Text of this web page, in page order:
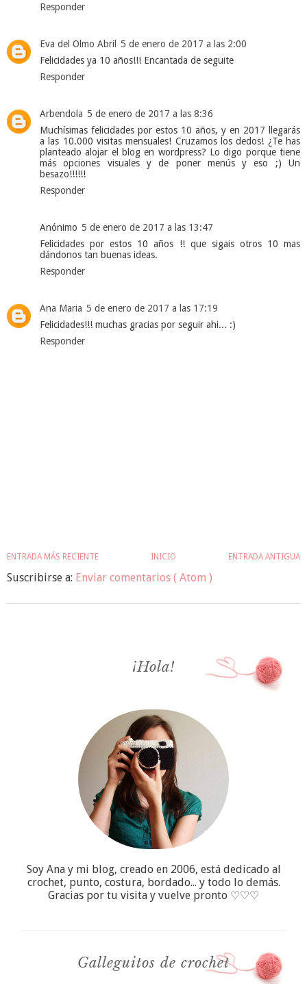
Responder
Eva del Olmo Abril 5 de enero de 2017 a las 2:00
Felicidades ya 10 años!!! Encantada de seguite
Responder
Arbendola 5 de enero de 2017 a las 8:36
Muchísimas felicidades por estos 10 años, y en 2017 llegarás
a las 10.000 visitas mensuales! Cruzamos los dedos! ¿Te has
planteado alojar el blog en wordpress? Lo digo porque tiene
más opciones visuales y de poner menús y eso ;) Un
besazo!!!!!!
Responder
Anónimo 5 de enero de 2017 a las 13:47
Felicidades por estos 10 años !! que sigais otros 10 mas
dándonos tan buenas ideas.
Responder
Ana Maria 5 de enero de 2017 a las 17:19
Felicidades!!! muchas gracias por seguir ahi... :)
Responder
ENTRADA MÁS RECIENTE ENTRADA ANTIGUA
INICIO
Suscribirse a: Enviar comentarios ( Atom )
¡Hola!
Soy Ana y mi blog, creado en 2006, está dedicado al
crochet, punto, costura, bordado... y todo lo demás.
Gracias por tu visita y vuelve pronto ♡♡♡
Galleguitos de crochet